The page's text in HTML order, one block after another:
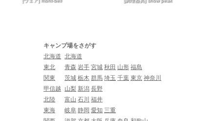
キャンプ場をさがす
北海道 北海道
東北
青森 岩手 宮城 秋田 山形 福島
関東
茨城 栃木 群馬 埼玉 千葉 東京 神奈川
甲信越
山梨 新潟 長野
北陸
富山 石川 福井
東海
岐阜 静岡 愛知 三重